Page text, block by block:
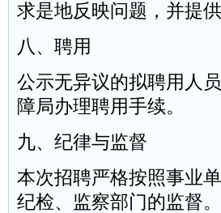
求是地反映问题，并提
八、聘用
公示无异议的拟聘用人
障局办理聘用手续。
九、纪律与监督
本次招聘严格按照事业
纪检、监察部门的监督